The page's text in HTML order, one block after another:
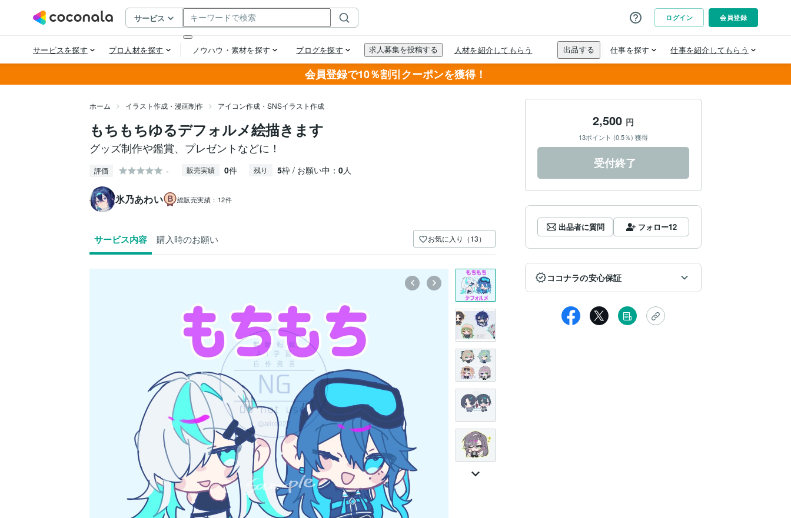
会員登録で10％割引クーポンを獲得！
ホーム イラスト作成・漫画制作 アイコン作成・SNSイラスト作成
もちもちゆるデフォルメ絵描きます
グッズ制作や鑑賞、プレゼントなどに！
評価 - 販売実績 0件 残り 5枠 / お願い中： 0人
氷乃あわい 総販売実績： 12件
サービス内容 購入時のお願い お気に入り（13）
2,500 円
13ポイント (0.5％) 獲得
受付終了
出品者に質問 フォロー12
ココナラの安心保証